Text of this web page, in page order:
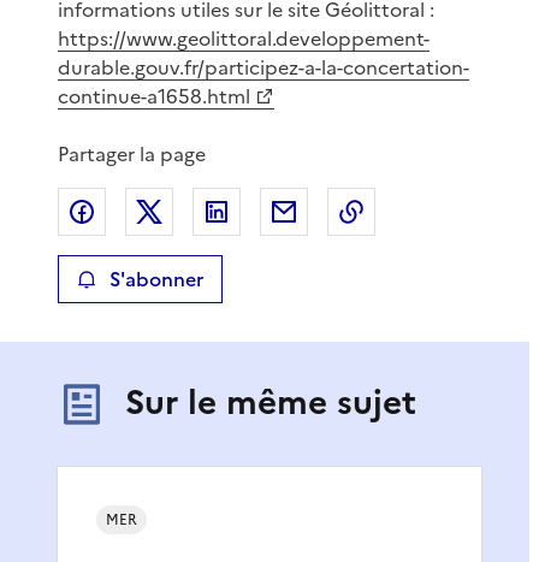
informations utiles sur le site Géolittoral :
https://www.geolittoral.developpement-
durable.gouv.fr/participez-a-la-concertation-
continue-a1658.html
Partager la page
Partager sur Facebook
Partager sur XPartager sur LinkedIn
Partager par email
S'abonner
Sur le même sujet
MER